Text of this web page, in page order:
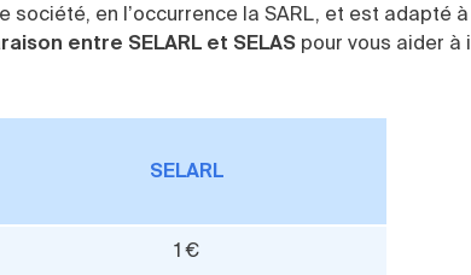
en l’occurrence la SARL, et est adapté à
entre SELARL et SELAS pour vous aider à
SELARL
1 €